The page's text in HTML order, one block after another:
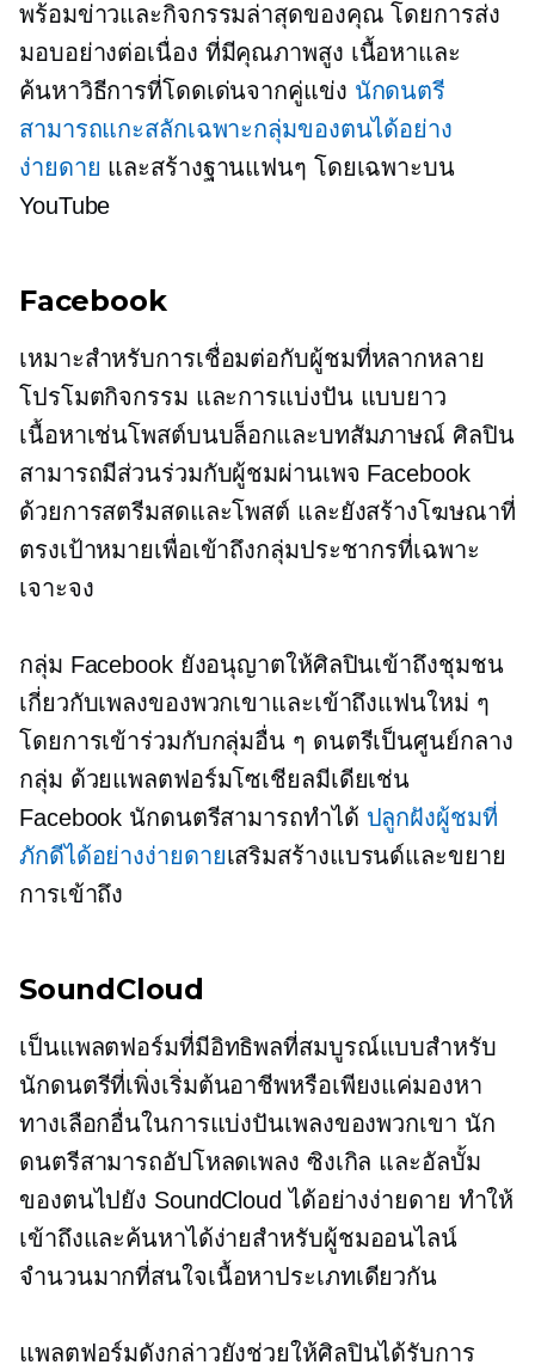
พร้อมข่าวและกิจกรรมล่าสุดของคุณ โดยการส่ง
มอบอย่างต่อเนื่อง ที่มีคุณภาพสูง เนื้อหาและ
ค้นหาวิธีการที่โดดเด่นจากคู่แข่ง นักดนตรี
สามารถแกะสลักเฉพาะกลุ่มของตนได้อย่าง
ง่ายดาย และสร้างฐานแฟนๆ โดยเฉพาะบน
YouTube
Facebook
เหมาะสำหรับการเชื่อมต่อกับผู้ชมที่หลากหลาย
โปรโมตกิจกรรม และการแบ่งปัน แบบยาว
เนื้อหาเช่นโพสต์บนบล็อกและบทสัมภาษณ์ ศิลปิน
สามารถมีส่วนร่วมกับผู้ชมผ่านเพจ Facebook
ด้วยการสตรีมสดและโพสต์ และยังสร้างโฆษณาที่
ตรงเป้าหมายเพื่อเข้าถึงกลุ่มประชากรที่เฉพาะ
เจาะจง
กลุ่ม Facebook ยังอนุญาตให้ศิลปินเข้าถึงชุมชน
เกี่ยวกับเพลงของพวกเขาและเข้าถึงแฟนใหม่ ๆ
โดยการเข้าร่วมกับกลุ่มอื่น ๆ ดนตรีเป็นศูนย์กลาง
กลุ่ม ด้วยแพลตฟอร์มโซเชียลมีเดียเช่น
Facebook นักดนตรีสามารถทำได้ ปลูกฝังผู้ชมที่
ภักดีได้อย่างง่ายดายเสริมสร้างแบรนด์และขยาย
การเข้าถึง
SoundCloud
เป็นแพลตฟอร์มที่มีอิทธิพลที่สมบูรณ์แบบสำหรับ
นักดนตรีที่เพิ่งเริ่มต้นอาชีพหรือเพียงแค่มองหา
ทางเลือกอื่นในการแบ่งปันเพลงของพวกเขา นัก
ดนตรีสามารถอัปโหลดเพลง ซิงเกิล และอัลบั้ม
ของตนไปยัง SoundCloud ได้อย่างง่ายดาย ทำให้
เข้าถึงและค้นหาได้ง่ายสำหรับผู้ชมออนไลน์
จำนวนมากที่สนใจเนื้อหาประเภทเดียวกัน
แพลตฟอร์มดังกล่าวยังช่วยให้ศิลปินได้รับการ